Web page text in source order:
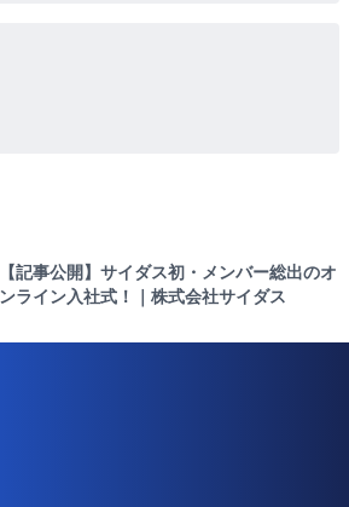
【記事公開】サイダス初・メンバー総出のオ
ンライン入社式！｜株式会社サイダス